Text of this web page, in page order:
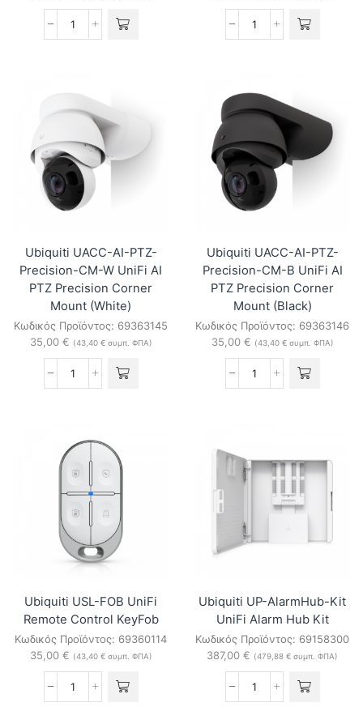
Ubiquiti
Detection
Air
Quality
Sensor
ποσότητα
Ubiquiti
UniFi
AI
Indoor
100dB
PoE
speaker
ποσότητα
Ubiquiti UACC-AI-PTZ-
Precision-CM-W UniFi AI
PTZ Precision Corner
Mount (White)
Κωδικός Προϊόντος: 69363145
35,00 € (43,40 €συμπ. ΦΠΑ)
Ubiquiti
Precision-
W
UniFi
PTZ
Precision
Corner
Mount
ποσότητα
Ubiquiti UACC-AI-PTZ-
Precision-CM-B UniFi AI
PTZ Precision Corner
Mount (Black)
Κωδικός Προϊόντος: 69363146
35,00 € (43,40 €συμπ. ΦΠΑ)
Ubiquiti
B
ποσότητα
Ubiquiti USL-FOB UniFi
Remote Control KeyFob
Κωδικός Προϊόντος: 69360114
35,00 € (43,40 €συμπ. ΦΠΑ)
Ubiquiti
Ubiquiti UP-AlarmHub-Kit
UniFi Alarm Hub Kit
Κωδικός Προϊόντος: 69158300
387,00 € (479,88 € συμπ. ΦΠΑ)
Ubiquiti